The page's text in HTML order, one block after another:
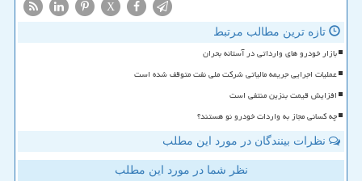
X
تازه ترین مطالب مرتبط
بازار خودرو های وارداتی در آستانه بحران
عملیات اجرایی جریمه مالیاتی شرکت ملی نفت متوقف شده است
افزایش قیمت بنزین منتفی است
چه کسانی مجاز به واردات خودرو نو هستند؟
نظرات بینندگان در مورد این مطلب
نظر شما در مورد این مطلب